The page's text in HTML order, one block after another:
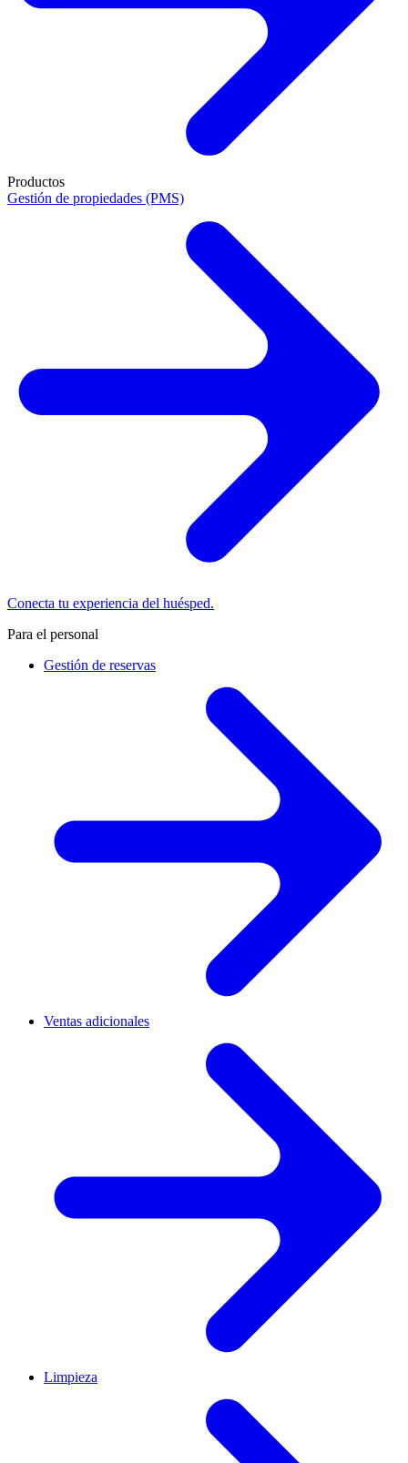
Productos
Gestión de propiedades (PMS)
Conecta tu experiencia del huésped.
Para el personal
Gestión de reservas
Ventas adicionales
Limpieza